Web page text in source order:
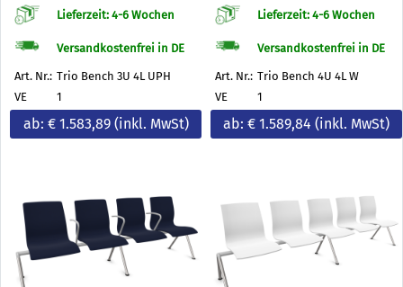
Lieferzeit: 4-6 Wochen
Versandkostenfrei in DE
Art. Nr.: Trio Bench 3U 4L UPH
VE
1
ab: € 1.583,89 (inkl. MwSt)
Lieferzeit: 4-6 Wochen
Versandkostenfrei in DE
Art. Nr.: Trio Bench 4U 4L W
VE
1
ab: € 1.589,84 (inkl. MwSt)